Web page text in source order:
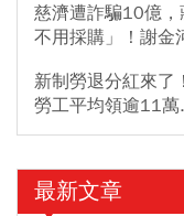
慈濟遭詐騙10億
不用採購」！謝金
新制勞退分紅來了
勞工平均領逾11萬
最新文章